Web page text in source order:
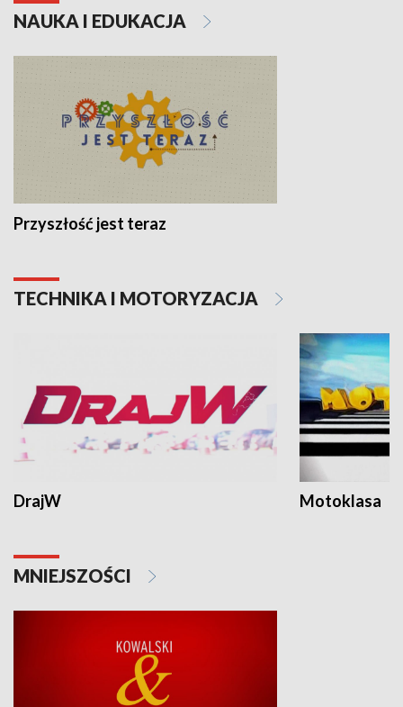
NAUKA I EDUKACJA
Przyszłość jest teraz
TECHNIKA I MOTORYZACJA
DrajW Motoklasa
MNIEJSZOŚCI